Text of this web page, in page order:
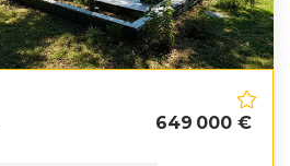
649 000 €